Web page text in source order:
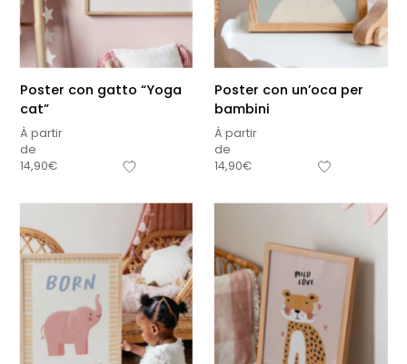
Poster con gatto “Yoga
cat”
À partir
de
14,90€
Poster con un’oca per
bambini
À partir
de
14,90€